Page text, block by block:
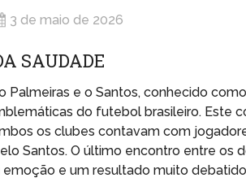
3 de maio de 2026
SAUDADE
Palmeiras e o Santos, conhecido como
do futebol brasileiro. Este
os clubes contavam com
Santos. O último encontro entre os
e um resultado muito